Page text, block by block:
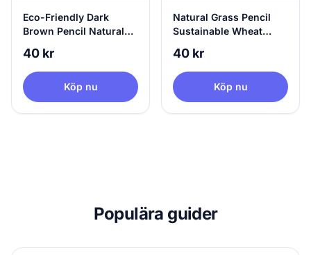
Eco-Friendly Dark
Brown Pencil Natural
company
40 kr
Köp nu
Natural Grass Pencil
Sustainable Wheat
company
40 kr
Köp nu
Populära guider